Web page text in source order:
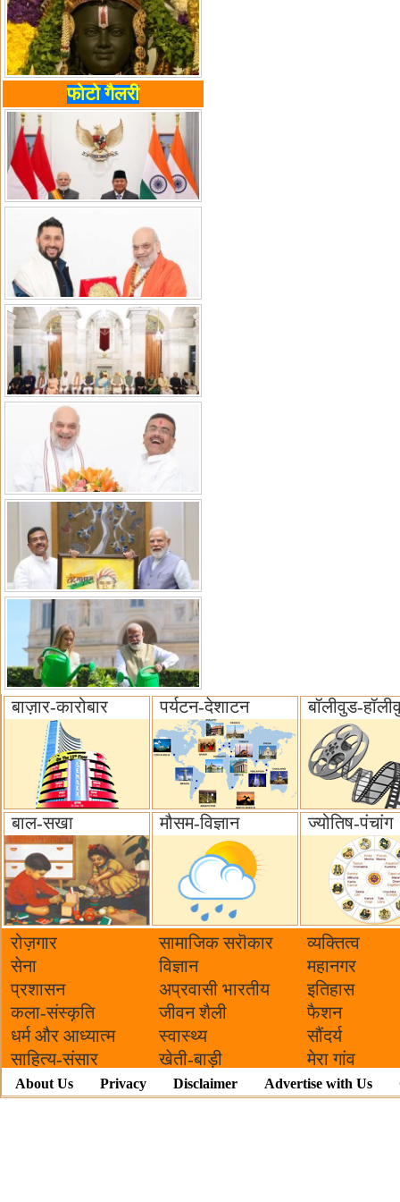
फोटो गैलरी
बाज़ार-कारोबार पर्यटन-देशाटन बॉलीवुड-
बाल-सखा मौसम-विज्ञान ज्योतिष-पंचांग
रोज़गार सामाजिक सरॊकार‌
व्यक्तित्व
सेना
विज्ञान
महानगर
प्रशासन
अप्रवासी भारतीय
इतिहास
कला-संस्कृति
जीवन शैली
फैशन
धर्म और आध्यात्म
स्वास्थ्य
सौंदर्य
साहित्य-संसार
खेती-बाड़ी मेरा गांव
About Us Privacy Disclaimer Advertise with Us